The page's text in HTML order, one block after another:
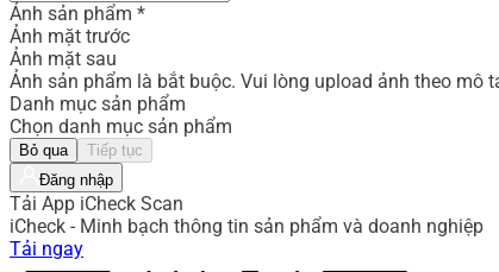
Ảnh sản phẩm *
Ảnh mặt trước
Ảnh mặt sau
Ảnh sản phẩm là bắt buộc. Vui lòng upload ảnh theo mô
Danh mục sản phẩm
Chọn danh mục sản phẩm
Bỏ qua
Tiếp tục
Đăng nhập
Tải App iCheck Scan
iCheck - Minh bạch thông tin sản phẩm và doanh nghiệp
Tải ngay